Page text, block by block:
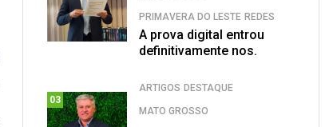
PRIMAVERA DO LESTE REDES
A prova digital entrou
definitivamente nos.
03
ARTIGOS DESTAQUE
MATO GROSSO